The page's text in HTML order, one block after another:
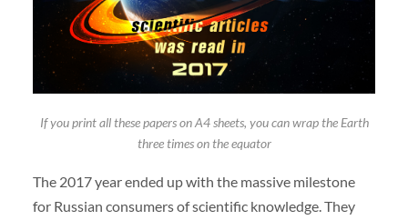
If you print all these papers on A4 sheets, you can wrap the Earth
three times on the equator
The 2017 year ended up with the massive milestone
for Russian consumers of scientific knowledge. They